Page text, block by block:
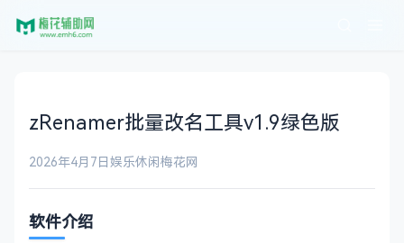
zRenamer批量改名工具v1.9绿色版
2026年4月7日娱乐休闲梅花网
软件介绍